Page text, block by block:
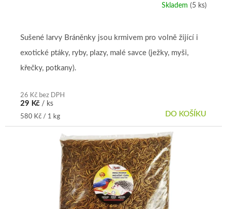
Skladem (5 ks)
26 Kč bez DPH
29 Kč / ks
Měrná
cena:
580 Kč / 1 kg DO KOŠÍKU
Sušené larvy Bráněnky jsou krmivem pro volně žijící i
exotické ptáky, ryby, plazy, malé savce (ježky, myši,
křečky, potkany).